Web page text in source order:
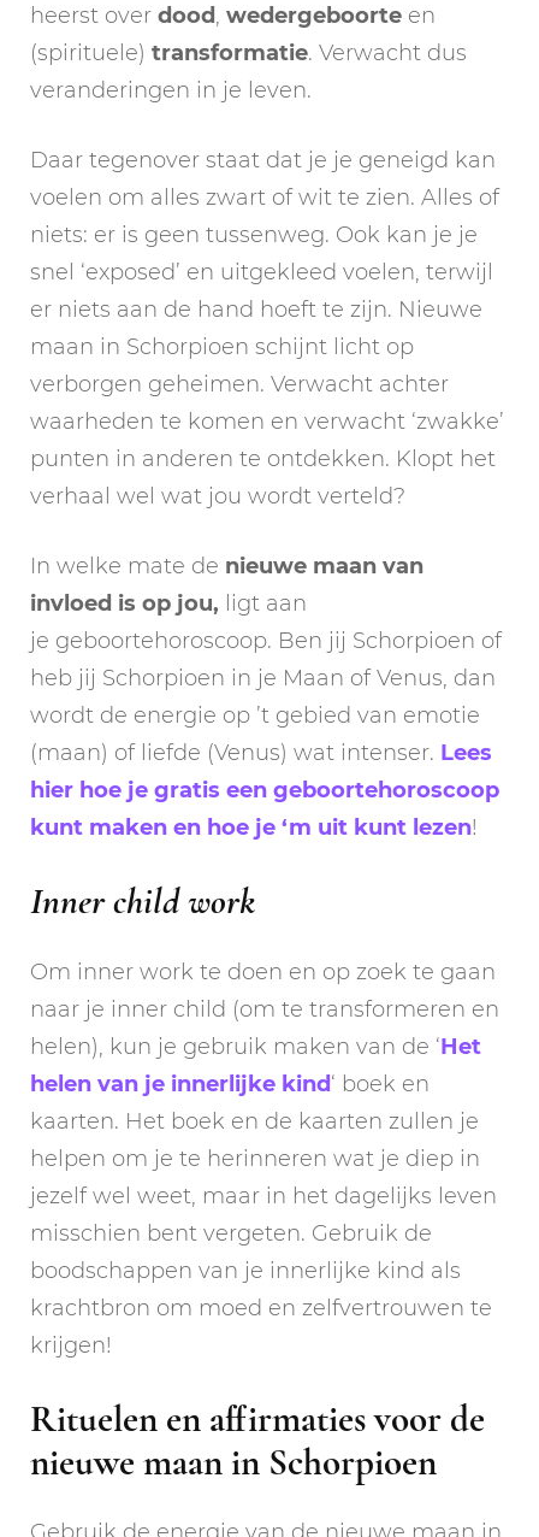
heerst over dood, wedergeboorte en
(spirituele) transformatie. Verwacht dus
veranderingen in je leven.
Daar tegenover staat dat je je geneigd kan
voelen om alles zwart of wit te zien. Alles of
niets: er is geen tussenweg. Ook kan je je
snel ‘exposed’ en uitgekleed voelen, terwijl
er niets aan de hand hoeft te zijn. Nieuwe
maan in Schorpioen schijnt licht op
verborgen geheimen. Verwacht achter
waarheden te komen en verwacht ‘zwakke’
punten in anderen te ontdekken. Klopt het
verhaal wel wat jou wordt verteld?
In welke mate de nieuwe maan van
invloed is op jou, ligt aan
je geboortehoroscoop. Ben jij Schorpioen of
heb jij Schorpioen in je Maan of Venus, dan
wordt de energie op ’t gebied van emotie
(maan) of liefde (Venus) wat intenser. Lees
hier hoe je gratis een geboortehoroscoop
kunt maken en hoe je ‘m uit kunt lezen!
Inner child work
Om inner work te doen en op zoek te gaan
naar je inner child (om te transformeren en
helen), kun je gebruik maken van de ‘Het
helen van je innerlijke kind‘ boek en
kaarten. Het boek en de kaarten zullen je
helpen om je te herinneren wat je diep in
jezelf wel weet, maar in het dagelijks leven
misschien bent vergeten. Gebruik de
boodschappen van je innerlijke kind als
krachtbron om moed en zelfvertrouwen te
krijgen!
Rituelen en affirmaties voor de
nieuwe maan in Schorpioen